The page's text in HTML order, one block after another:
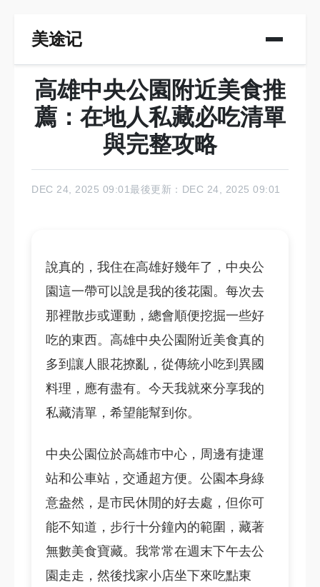
美途记
高雄中央公園附近美食推
薦：在地人私藏必吃清單
與完整攻略
DEC 24, 2025 09:01最後更新：DEC 24, 2025 09:01
說真的，我住在高雄好幾年了，中央公
園這一帶可以說是我的後花園。每次去
那裡散步或運動，總會順便挖掘一些好
吃的東西。高雄中央公園附近美食真的
多到讓人眼花撩亂，從傳統小吃到異國
料理，應有盡有。今天我就來分享我的
私藏清單，希望能幫到你。
中央公園位於高雄市中心，周邊有捷運
站和公車站，交通超方便。公園本身綠
意盎然，是市民休閒的好去處，但你可
能不知道，步行十分鐘內的範圍，藏著
無數美食寶藏。我常常在週末下午去公
園走走，然後找家小店坐下來吃點東